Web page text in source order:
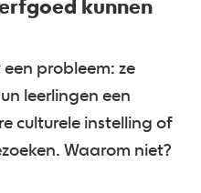
kunnen
probleem: ze
leerlingen een
culturele instelling of
Waarom niet?